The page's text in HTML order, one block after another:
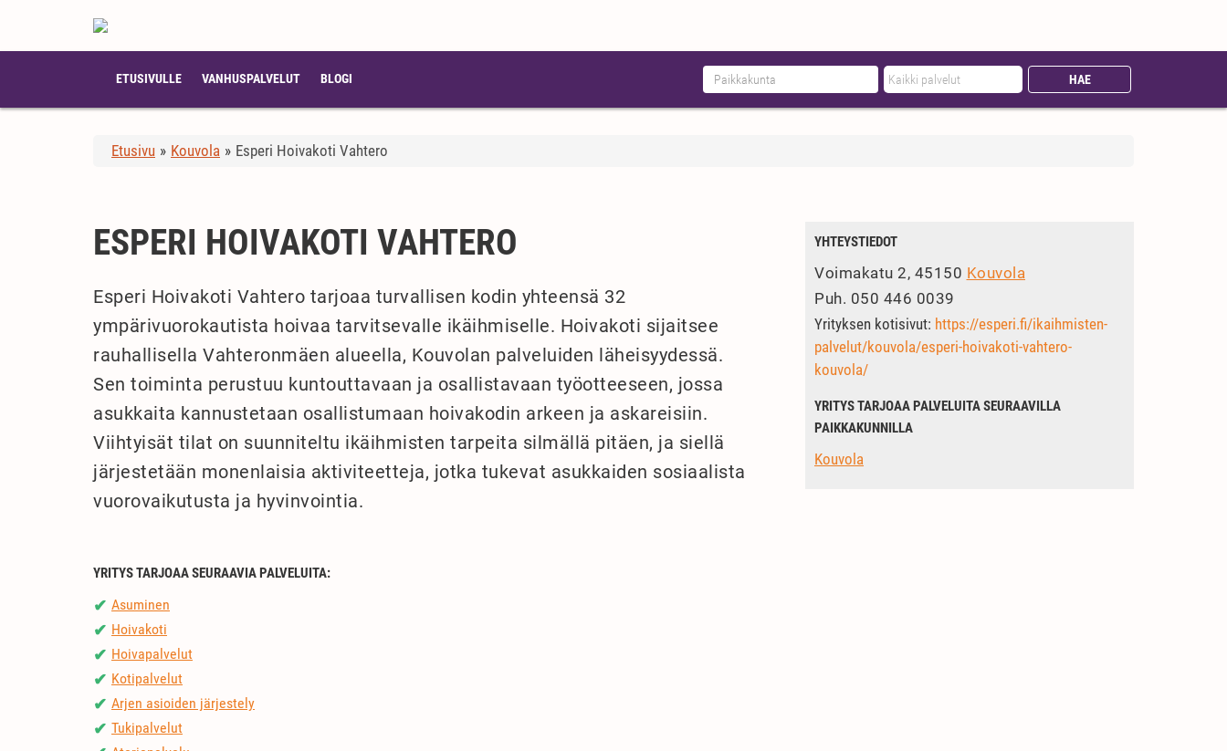
ETUSIVULLE VANHUSPALVELUT BLOGI
Etusivu » Kouvola » Esperi Hoivakoti Vahtero
ESPERI HOIVAKOTI VAHTERO
Esperi Hoivakoti Vahtero tarjoaa turvallisen kodin yhteensä 32
ympärivuorokautista hoivaa tarvitsevalle ikäihmiselle. Hoivakoti sijaitsee
rauhallisella Vahteronmäen alueella, Kouvolan palveluiden läheisyydessä.
Sen toiminta perustuu kuntouttavaan ja osallistavaan työotteeseen, jossa
asukkaita kannustetaan osallistumaan hoivakodin arkeen ja askareisiin.
Viihtyisät tilat on suunniteltu ikäihmisten tarpeita silmällä pitäen, ja siellä
järjestetään monenlaisia aktiviteetteja, jotka tukevat asukkaiden sosiaalista
vuorovaikutusta ja hyvinvointia.
YRITYS TARJOAA SEURAAVIA PALVELUITA:
✔ Asuminen
✔ Hoivakoti
✔ Hoivapalvelut
✔ Kotipalvelut
✔ Arjen asioiden järjestely
✔ Tukipalvelut
YHTEYSTIEDOT
Voimakatu 2, 45150 Kouvola
Puh. 050 446 0039
Yrityksen kotisivut: https://esperi.fi/ikaihmisten-
palvelut/kouvola/esperi-hoivakoti-vahtero-
kouvola/
YRITYS TARJOAA PALVELUITA SEURAAVILLA
PAIKKAKUNNILLA
Kouvola